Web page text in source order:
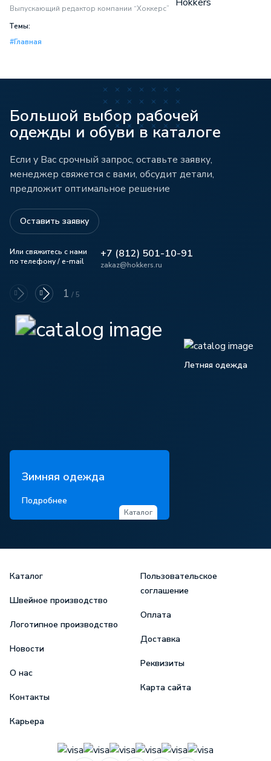
Выпускающий редактор компании “Хоккерс”
Темы:
#Главная
Большой выбор рабочей
одежды и обуви в каталоге
Если у Вас срочный запрос, оставьте заявку,
менеджер свяжется с вами, обсудит детали,
предложит оптимальное решение
Оставить заявку
Или свяжитесь с нами
по телефону / e-mail
+7 (812) 501-10-91
zakaz@hokkers.ru
1 / 5
Каталог
Зимняя одежда
Подробнее
Летняя одежда
Каталог
Швейное производство
Логотипное производство
Новости
О нас
Контакты
Карьера
Пользовательское
соглашение
Оплата
Доставка
Реквизиты
Карта сайта